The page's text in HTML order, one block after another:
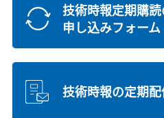
技術時報定期購
申し込みフォーム
技術時報の定期